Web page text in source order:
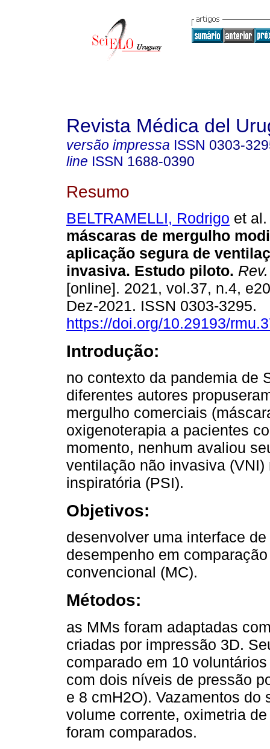
Revista Médica del
versão impressa ISSN 0303-
line ISSN 1688-0390
Resumo
BELTRAMELLI, Rodrigo et al.
máscaras de mergulho
aplicação segura de
invasiva. Estudo piloto.
[online]. 2021, vol.37, n.4,
Dez-2021. ISSN 0303-3295.
https://doi.org/10.29193/
Introdução:
no contexto da pandemia de
diferentes autores
mergulho comerciais
oxigenoterapia a pacientes
momento, nenhum avaliou
ventilação não invasiva
inspiratória (PSI).
Objetivos:
desenvolver uma interface
desempenho em
convencional (MC).
Métodos:
as MMs foram adaptadas
criadas por impressão 3D.
comparado em 10
com dois níveis de pressão
e 8 cmH2O). Vazamentos do
volume corrente, oximetria
foram comparados.